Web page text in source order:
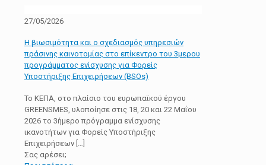
27/05/2026
Η βιωσιμότητα και ο σχεδιασμός υπηρεσιών
πράσινης καινοτομίας στο επίκεντρο του 3μερου
προγράμματος ενίσχυσης για Φορείς
Υποστήριξης Επιχειρήσεων (BSOs)
Το ΚΕΠΑ, στο πλαίσιο του ευρωπαϊκού έργου
GREENSMES, υλοποίησε στις 18, 20 και 22 Μαΐου
2026 το 3ήμερο πρόγραμμα ενίσχυσης
ικανοτήτων για Φορείς Υποστήριξης
Επιχειρήσεων […]
Σας αρέσει;